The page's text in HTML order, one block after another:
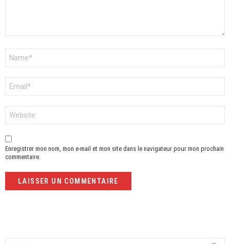
mail
*
web
Enregistrer mon nom, mon e-mail et mon site dans le navigateur pour mon prochain
commentaire.